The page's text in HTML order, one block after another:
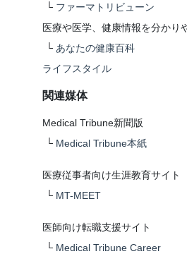
└ ファーマトリビューン
医療や医学、健康情報を分かり
└ あなたの健康百科
ライフスタイル
関連媒体
Medical Tribune新聞版
└ Medical Tribune本紙
医療従事者向け生涯教育サイト
└ MT-MEET
医師向け転職支援サイト
└ Medical Tribune Career